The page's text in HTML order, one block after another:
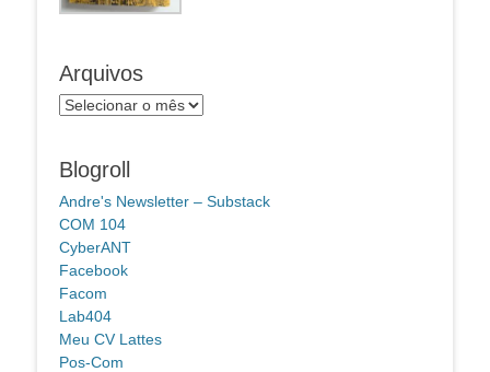
Arquivos
Arquivos
Blogroll
Andre's Newsletter – Substack
COM 104
CyberANT
Facebook
Facom
Lab404
Meu CV Lattes
Pos-Com